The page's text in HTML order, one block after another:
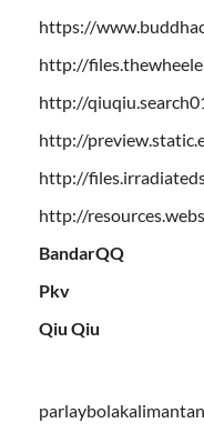
https://
http://
http://
http://
http://
http://
BandarQQ
Pkv
Qiu Qiu